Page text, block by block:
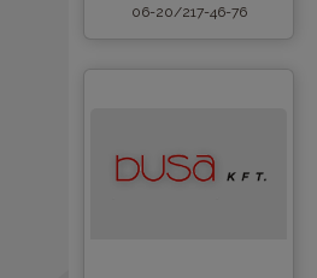
06-20/217-46-76